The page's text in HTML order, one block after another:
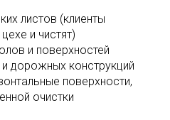
листов (клиенты
и чистят)
и поверхностей
дорожных конструкций
поверхности,
очистки